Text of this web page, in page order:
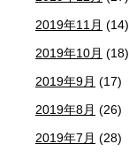
2019年11月 (14)
2019年10月 (18)
2019年9月 (17)
2019年8月 (26)
2019年7月 (28)